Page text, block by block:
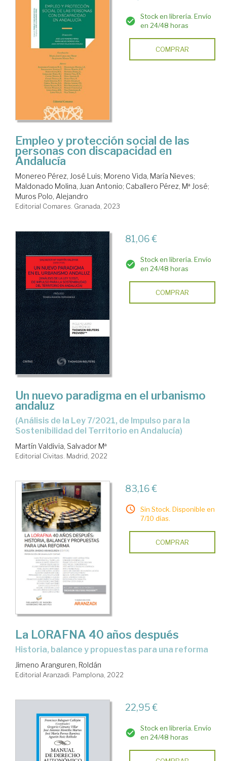
Stock en librería. Envío
en 24/48 horas
COMPRAR
Empleo y protección social de las
personas con discapacidad en
Andalucía
Monereo Pérez, José Luis; Moreno Vida, María Nieves;
Maldonado Molina, Juan Antonio; Caballero Pérez, Mª José;
Muros Polo, Alejandro
Editorial Comares. Granada, 2023
81,06 €
Stock en librería. Envío
en 24/48 horas
COMPRAR
Un nuevo paradigma en el urbanismo
andaluz
(Análisis de la Ley 7/2021, de Impulso para la
Sostenibilidad del Territorio en Andalucía)
Martín Valdivia, Salvador Mª
Editorial Civitas. Madrid, 2022
83,16 €
Sin Stock. Disponible en
7/10 días.
COMPRAR
La LORAFNA 40 años después
historia, balance y propuestas para una reforma
Jimeno Aranguren, Roldán
Editorial Aranzadi. Pamplona, 2022
22,95 €
Stock en librería. Envío
en 24/48 horas